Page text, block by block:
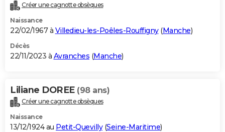
Créer une cagnotte obsèques
Naissance
22/02/1967 à Villedieu-les-Poêles-Rouffigny(Manche)
Décès
22/11/2023 à Avranches (Manche)
Liliane DOREE (98 ans)
Créer une cagnotte obsèques
Naissance
13/12/1924 au Petit-Quevilly(Seine-Maritime)